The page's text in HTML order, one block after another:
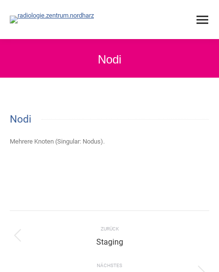
Nodi
Nodi
Mehrere Knoten (Singular: Nodus).
navigation
ZURÜCK
Previous
Staging
NÄCHSTES